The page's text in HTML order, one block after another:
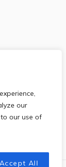
our
our use of
Accept All